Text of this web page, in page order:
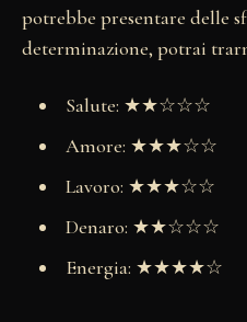
potrebbe presentare delle
determinazione, potrai
Salute: ★★☆☆☆
Amore: ★★★☆☆
Lavoro: ★★★☆☆
Denaro: ★★☆☆☆
Energia: ★★★★☆